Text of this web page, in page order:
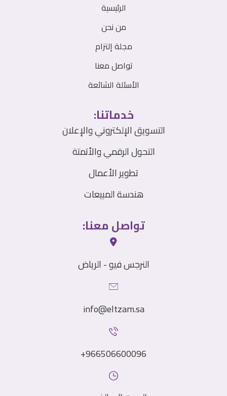
الرئيسية
من نحن
مجلة إلتزام
تواصل معنا
الأسئلة الشائعة
خدماتنا:
التسويق الإلكتروني والإعلان
التحول الرقمي والأتمتة
تطوير الأعمال
هندسة المبيعات
تواصل معنا:
النرجس فيو - الرياض
info@⁠eltzam.sa
966506600096+